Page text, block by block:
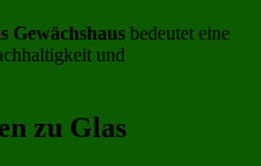
Gewächshaus bedeutet eine
und
zu Glas